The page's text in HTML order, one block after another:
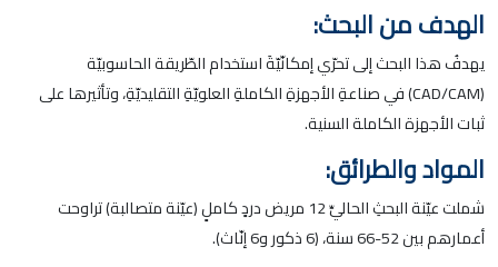
الهدف من البحث:
يهدفُ هذا البحث إلى تحرّي إمكانّيّةَ استخدام الطّريقة الحاسوبيّة
(CAD/CAM) في صناعةِ الأجهزةِ الكاملةِ العلويّةِ التقليديّةِ، وتأثيرها على
ثبات الأجهزة الكاملة السنية.
المواد والطرائق:
شملت عيّنة البحثِ الحاليِّ 12 مريض دردٍ كاملٍ (عيّنة متصالبة) تراوحت
أعمارهم بين 52-66 سنة، (6 ذكور و6 إنّاث).